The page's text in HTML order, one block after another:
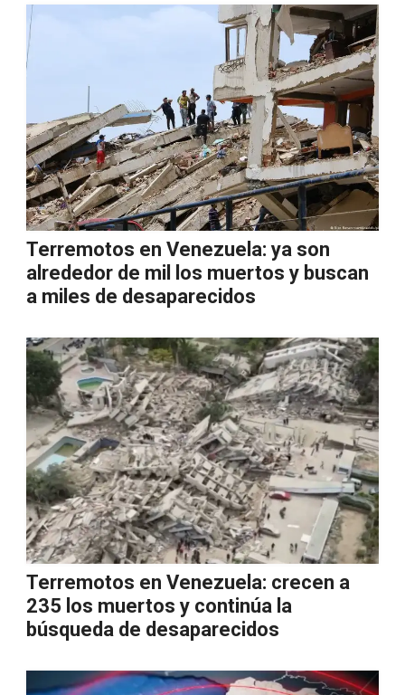
Terremotos en Venezuela: ya son
alrededor de mil los muertos y buscan
a miles de desaparecidos
Terremotos en Venezuela: crecen a
235 los muertos y continúa la
búsqueda de desaparecidos